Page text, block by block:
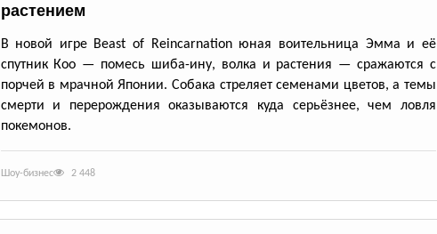
растением
В новой игре Beast of Reincarnation юная воительница Эмма и её
спутник Кoo — помесь шиба-ину, волка и растения — сражаются с
порчей в мрачной Японии. Собака стреляет семенами цветов, а темы
смерти и перерождения оказываются куда серьёзнее, чем ловля
покемонов.
Шоу-бизнес 2 448